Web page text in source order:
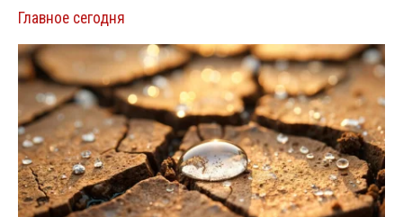
Главное сегодня